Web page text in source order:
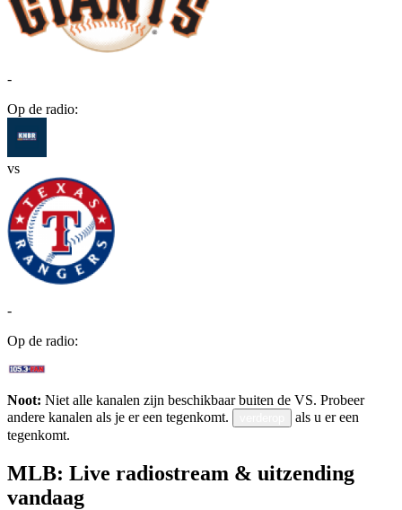
-
Op de radio:
vs
-
Op de radio:
Noot: Niet alle kanalen zijn beschikbaar buiten de VS. Probeer
andere kanalen als je er een tegenkomt.
als u er een
tegenkomt.
MLB: Live radiostream & uitzending
vandaag